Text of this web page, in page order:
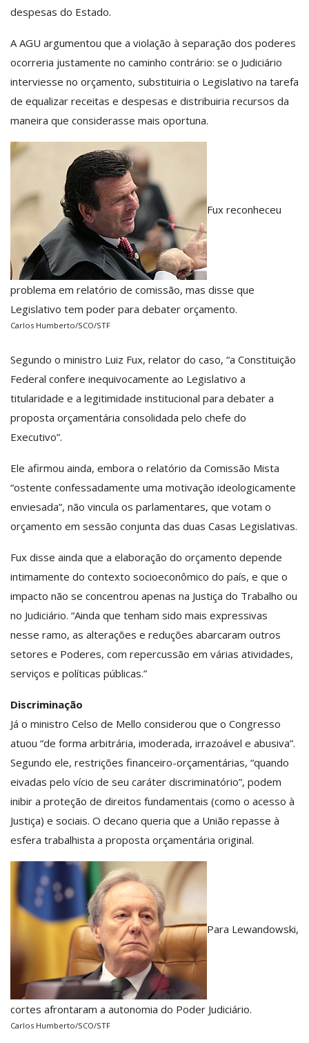
despesas do Estado.
A AGU argumentou que a violação à separação dos poderes
ocorreria justamente no caminho contrário: se o Judiciário
interviesse no orçamento, substituiria o Legislativo na tarefa
de equalizar receitas e despesas e distribuiria recursos da
maneira que considerasse mais oportuna.
Fux reconheceu
problema em relatório de comissão, mas disse que
Legislativo tem poder para debater orçamento.
Carlos Humberto/SCO/STF
Segundo o ministro Luiz Fux, relator do caso, “a Constituição
Federal confere inequivocamente ao Legislativo a
titularidade e a legitimidade institucional para debater a
proposta orçamentária consolidada pelo chefe do
Executivo”.
Ele afirmou ainda, embora o relatório da Comissão Mista
“ostente confessadamente uma motivação ideologicamente
enviesada”, não vincula os parlamentares, que votam o
orçamento em sessão conjunta das duas Casas Legislativas.
Fux disse ainda que a elaboração do orçamento depende
intimamente do contexto socioeconômico do país, e que o
impacto não se concentrou apenas na Justiça do Trabalho ou
no Judiciário. “Ainda que tenham sido mais expressivas
nesse ramo, as alterações e reduções abarcaram outros
setores e Poderes, com repercussão em várias atividades,
serviços e políticas públicas.”
Discriminação
Já o ministro Celso de Mello considerou que o Congresso
atuou “de forma arbitrária, imoderada, irrazoável e abusiva”.
Segundo ele, restrições financeiro-orçamentárias, “quando
eivadas pelo vício de seu caráter discriminatório”, podem
inibir a proteção de direitos fundamentais (como o acesso à
Justiça) e sociais. O decano queria que a União repasse à
esfera trabalhista a proposta orçamentária original.
Para Lewandowski,
cortes afrontaram a autonomia do Poder Judiciário.
Carlos Humberto/SCO/STF